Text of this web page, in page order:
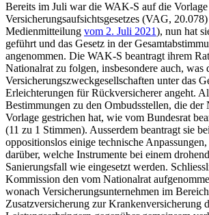
Bereits im Juli war die WAK-S auf die
Versicherungsaufsichtsgesetzes (VAG,
Medienmitteilung vom 2. Juli 2021), nun hat
geführt und das Gesetz in der
angenommen. Die WAK-S beantragt ihrem
Nationalrat zu folgen, insbesondere auch, was
Versicherungszweckgesellschaften unter das
Erleichterungen für Rückversicherer angeht.
Bestimmungen zu den Ombudsstellen, die der
Vorlage gestrichen hat, wie vom Bundesrat
(11 zu 1 Stimmen). Ausserdem beantragt sie
oppositionslos einige technische
darüber, welche Instrumente bei einem
Sanierungsfall wie eingesetzt werden.
Kommission den vom Nationalrat
wonach Versicherungsunternehmen im
Zusatzversicherung zur Krankenversicherung